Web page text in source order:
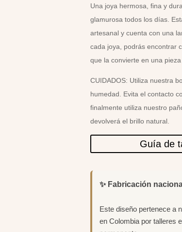
Una joya hermosa, fina y
glamurosa todos los días.
artesanal y cuenta con una
cada joya, podrás encontrar
que la convierte en una
CUIDADOS: Utiliza nuestra
humedad. Evita el contacto
finalmente utiliza nuestro
devolverá el brillo natural.
Guía de
✨ Fabricación
Este diseño pertenece a
en Colombia por talleres